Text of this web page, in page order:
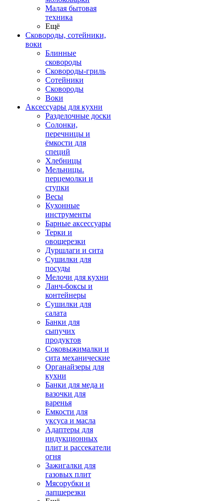
Малая бытовая
техника
Ещё
Сковороды, сотейники,
воки
Блинные
сковороды
Сковороды-гриль
Сотейники
Сковороды
Воки
Аксессуары для кухни
Разделочные доски
Солонки,
перечницы и
ёмкости для
специй
Хлебницы
Мельницы.
перцемолки и
ступки
Весы
Кухонные
инструменты
Барные аксессуары
Терки и
овощерезки
Дуршлаги и сита
Сушилки для
посуды
Мелочи для кухни
Ланч-боксы и
контейнеры
Сушилки для
салата
Банки для
сыпучих
продуктов
Соковыжималки и
сита механические
Органайзеры для
кухни
Банки для меда и
вазочки для
варенья
Емкости для
уксуса и масла
Адаптеры для
индукционных
плит и рассекатели
огня
Зажигалки для
газовых плит
Мясорубки и
лапшерезки